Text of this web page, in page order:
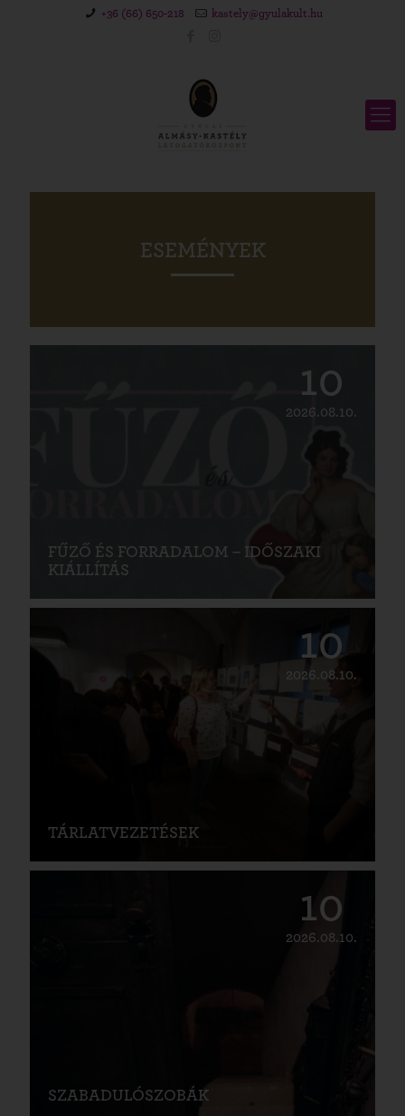
+36 (66) 650-218 kastely@gyulakult.hu
ESEMÉNYEK
10
2026.08.10.
FŰZŐ ÉS FORRADALOM – IDŐSZAKI
KIÁLLÍTÁS
10
2026.08.10.
TÁRLATVEZETÉSEK
10
2026.08.10.
SZABADULÓSZOBÁK